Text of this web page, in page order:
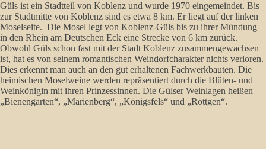
Güls ist ein Stadtteil von Koblenz und wurde 1970 eingemeindet. Bis
zur Stadtmitte von Koblenz sind es etwa 8 km. Er liegt auf der linken
Moselseite. Die Mosel legt von Koblenz-Güls bis zu ihrer Mündung
in den Rhein am Deutschen Eck eine Strecke von 6 km zurück.
Obwohl Güls schon fast mit der Stadt Koblenz zusammengewachsen
ist, hat es von seinem romantischen Weindorfcharakter nichts verloren.
Dies erkennt man auch an den gut erhaltenen Fachwerkbauten. Die
heimischen Moselweine werden repräsentiert durch die Blüten- und
Weinkönigin mit ihren Prinzessinnen. Die Gülser Weinlagen heißen
„Bienengarten“, „Marienberg“, „Königsfels“ und „Röttgen“.